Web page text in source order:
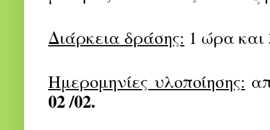
Διάρκεια δράσης: 1 ώρα
Ημερομηνίες υλοποίησης:
02 /02.